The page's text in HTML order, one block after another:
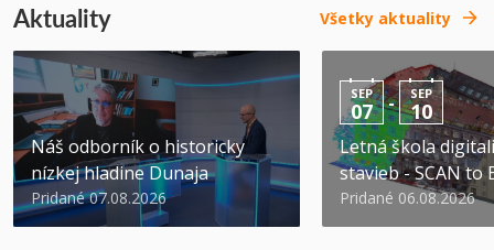
Aktuality Všetky aktuality
Náš odborník o historicky
nízkej hladine Dunaja
Pridané 07.08.2026
SEP
07 - SEP
10
Letná škola
stavieb - SCAN to
Pridané 06.08.2026